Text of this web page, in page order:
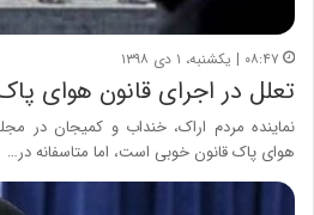
۰۸:۴۷ | یکشنبه، ۱ دی ۱۳۹۸
تعلل در اجرای قانون هوای
نماینده مردم اراک، خنداب و کمیجان در
هوای پاک قانون خوبی است، اما متاسفانه در…